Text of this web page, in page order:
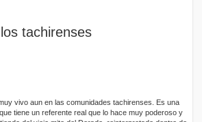
tachirenses
vivo aun en las comunidades tachirenses. Es una
tiene un referente real que lo hace muy poderoso y